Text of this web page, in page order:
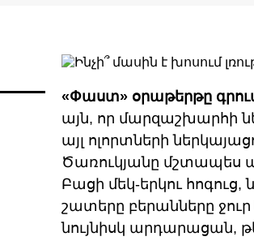
«Փաստ» օրաթերթը
այն, որ մարզաշխարհի
այլ ոլորտների
Ծառուկյանը մշտապես
Բացի մեկ-երկու հոգուց,
շատերը բերանները ջուր
նույնիսկ արդարացան,